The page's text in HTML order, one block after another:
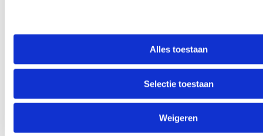
Alles toestaan
Selectie toestaan
Weigeren